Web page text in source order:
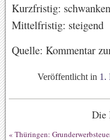
Kurzfristig:
Mittelfristig: steigend
Quelle: Kommentar
Veröffentlicht in 1.
Die
« Thüringen: